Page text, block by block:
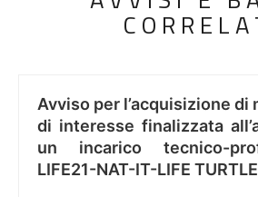
Avviso per l’acquisizione
di interesse finalizzata
un incarico tecnico-
LIFE21-NAT-IT-LIFE TURTLE